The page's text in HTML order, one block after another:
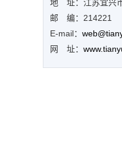
地 址：江苏宜兴
邮 编：214221
E-mail：
网 址：